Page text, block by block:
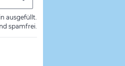
ausgefüllt.
spamfrei.